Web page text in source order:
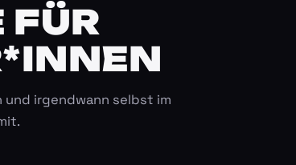
K
irgendwann selbst im